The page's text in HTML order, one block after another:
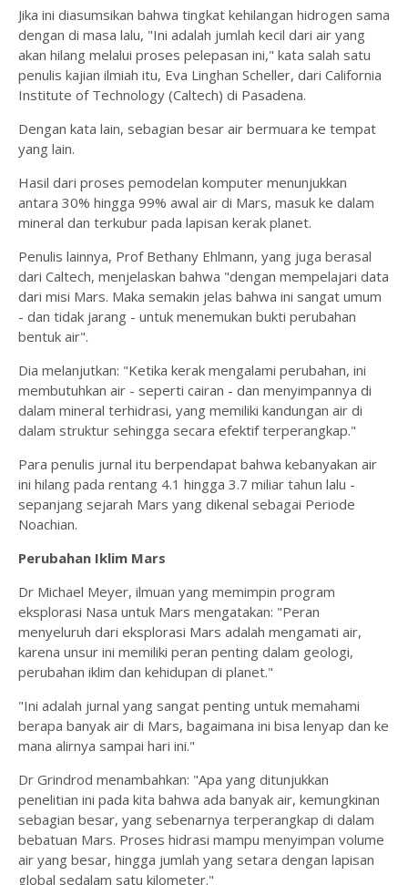
Jika ini diasumsikan bahwa tingkat kehilangan hidrogen sama
dengan di masa lalu, "Ini adalah jumlah kecil dari air yang
akan hilang melalui proses pelepasan ini," kata salah satu
penulis kajian ilmiah itu, Eva Linghan Scheller, dari California
Institute of Technology (Caltech) di Pasadena.
Dengan kata lain, sebagian besar air bermuara ke tempat
yang lain.
Hasil dari proses pemodelan komputer menunjukkan
antara 30% hingga 99% awal air di Mars, masuk ke dalam
mineral dan terkubur pada lapisan kerak planet.
Penulis lainnya, Prof Bethany Ehlmann, yang juga berasal
dari Caltech, menjelaskan bahwa "dengan mempelajari data
dari misi Mars. Maka semakin jelas bahwa ini sangat umum
- dan tidak jarang - untuk menemukan bukti perubahan
bentuk air".
Dia melanjutkan: "Ketika kerak mengalami perubahan, ini
membutuhkan air - seperti cairan - dan menyimpannya di
dalam mineral terhidrasi, yang memiliki kandungan air di
dalam struktur sehingga secara efektif terperangkap."
Para penulis jurnal itu berpendapat bahwa kebanyakan air
ini hilang pada rentang 4.1 hingga 3.7 miliar tahun lalu -
sepanjang sejarah Mars yang dikenal sebagai Periode
Noachian.
Perubahan Iklim Mars
Dr Michael Meyer, ilmuan yang memimpin program
eksplorasi Nasa untuk Mars mengatakan: "Peran
menyeluruh dari eksplorasi Mars adalah mengamati air,
karena unsur ini memiliki peran penting dalam geologi,
perubahan iklim dan kehidupan di planet."
"Ini adalah jurnal yang sangat penting untuk memahami
berapa banyak air di Mars, bagaimana ini bisa lenyap dan ke
mana alirnya sampai hari ini."
Dr Grindrod menambahkan: "Apa yang ditunjukkan
penelitian ini pada kita bahwa ada banyak air, kemungkinan
sebagian besar, yang sebenarnya terperangkap di dalam
bebatuan Mars. Proses hidrasi mampu menyimpan volume
air yang besar, hingga jumlah yang setara dengan lapisan
global sedalam satu kilometer."